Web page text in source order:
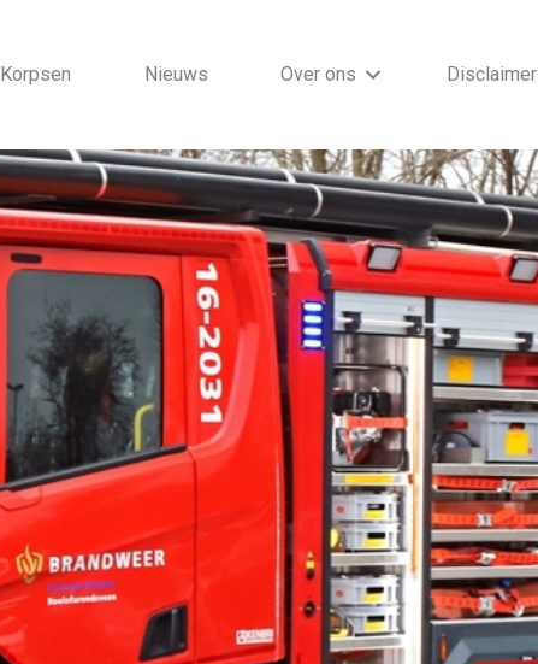
Korpsen Nieuws Over ons Disclaimer